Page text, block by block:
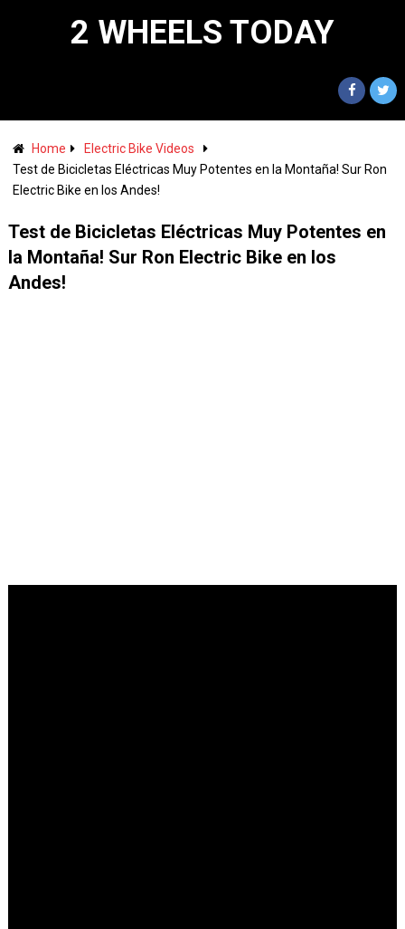
2 WHEELS TODAY
Home
Electric Bike Videos
Test de Bicicletas Eléctricas Muy Potentes en la Montaña! Sur Ron
Electric Bike en los Andes!
Test de Bicicletas Eléctricas Muy Potentes en
la Montaña! Sur Ron Electric Bike en los
Andes!